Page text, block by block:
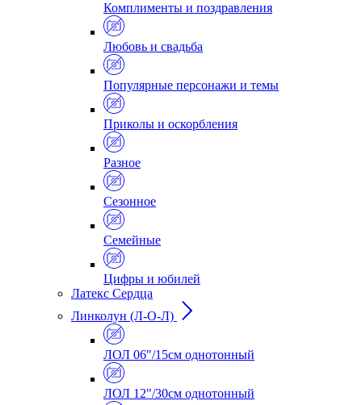
Комплименты и поздравления
Любовь и свадьба
Популярные персонажи и темы
Приколы и оскорбления
Разное
Сезонное
Семейные
Цифры и юбилей
Латекс Сердца
Линколун (Л-О-Л)
ЛОЛ 06"/15см однотонный
ЛОЛ 12"/30см однотонный